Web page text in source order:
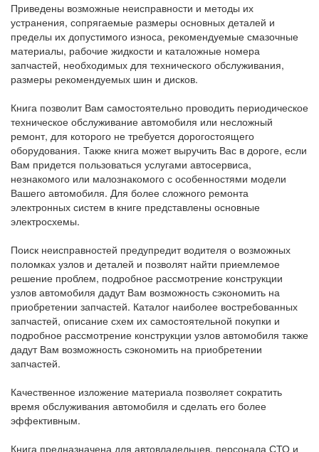
Приведены возможные неисправности и методы их
устранения, сопрягаемые размеры основных деталей и
пределы их допустимого износа, рекомендуемые смазочные
материалы, рабочие жидкости и каталожные номера
запчастей, необходимых для технического обслуживания,
размеры рекомендуемых шин и дисков.
Книга позволит Вам самостоятельно проводить периодическое
техническое обслуживание автомобиля или несложный
ремонт, для которого не требуется дорогостоящего
оборудования. Также книга может выручить Вас в дороге, если
Вам придется пользоваться услугами автосервиса,
незнакомого или малознакомого с особенностями модели
Вашего автомобиля. Для более сложного ремонта
электронных систем в книге представлены основные
электросхемы.
Поиск неисправностей предупредит водителя о возможных
поломках узлов и деталей и позволят найти приемлемое
решение проблем, подробное рассмотрение конструкции
узлов автомобиля дадут Вам возможность сэкономить на
приобретении запчастей. Каталог наиболее востребованных
запчастей, описание схем их самостоятельной покупки и
подробное рассмотрение конструкции узлов автомобиля также
дадут Вам возможность сэкономить на приобретении
запчастей.
Качественное изложение материала позволяет сократить
время обслуживания автомобиля и сделать его более
эффективным.
Книга предназначена для автовладельцев, персонала СТО и